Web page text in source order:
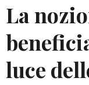
La
luce